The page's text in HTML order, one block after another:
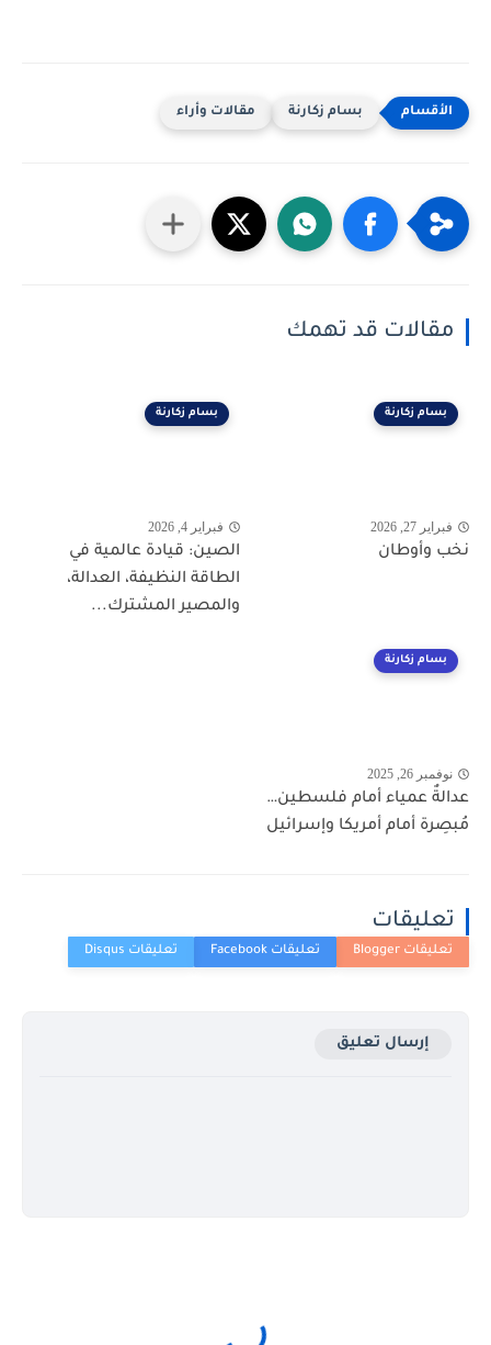
بسام زكارنة مقالات وأراء
مقالات قد تهمك
بسام زكارنة
فبراير 27, 2026
نخب وأوطان
بسام زكارنة
فبراير 4, 2026
الصين: قيادة عالمية في
الطاقة النظيفة، العدالة،
والمصير المشترك...
بسام زكارنة
نوفمبر 26, 2025
عدالةٌ عمياء أمام فلسطين…
مُبصِرة أمام أمريكا وإسرائيل
تعليقات
إرسال تعليق